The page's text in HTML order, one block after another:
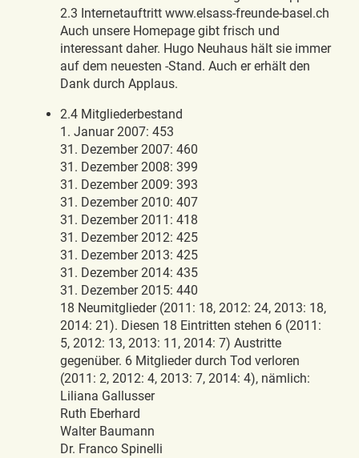
2.3 Internetauftritt www.elsass-freunde-basel.ch
Auch unsere Homepage gibt frisch und
interessant daher. Hugo Neuhaus hält sie immer
auf dem neuesten -Stand. Auch er erhält den
Dank durch Applaus.
2.4 Mitgliederbestand
1. Januar 2007: 453
31. Dezember 2007: 460
31. Dezember 2008: 399
31. Dezember 2009: 393
31. Dezember 2010: 407
31. Dezember 2011: 418
31. Dezember 2012: 425
31. Dezember 2013: 425
31. Dezember 2014: 435
31. Dezember 2015: 440
18 Neumitglieder (2011: 18, 2012: 24, 2013: 18,
2014: 21). Diesen 18 Eintritten stehen 6 (2011:
5, 2012: 13, 2013: 11, 2014: 7) Austritte
gegenüber. 6 Mitglieder durch Tod verloren
(2011: 2, 2012: 4, 2013: 7, 2014: 4), nämlich:
Liliana Gallusser
Ruth Eberhard
Walter Baumann
Dr. Franco Spinelli